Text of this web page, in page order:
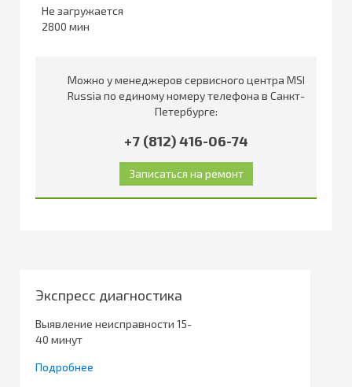
Не загружается
2800
Можно у менеджеров сервисного центра MSI
Russia по единому номеру телефона в Санкт-
Петербурге:
+7 (812) 416-06-74
Экспресс диагностика
Выявление неисправности 15-
40 минут
Подробнее